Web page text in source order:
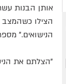
הרב שראל
דבורה מלכה
אותן הבנות
הצילו
הנישואים."
"הצלתם את